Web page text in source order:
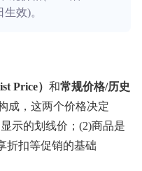
效)。
Price） 和常规价格/历史
成，这两个价格决定
示的划线价；(2)商品是
折扣等促销的基础